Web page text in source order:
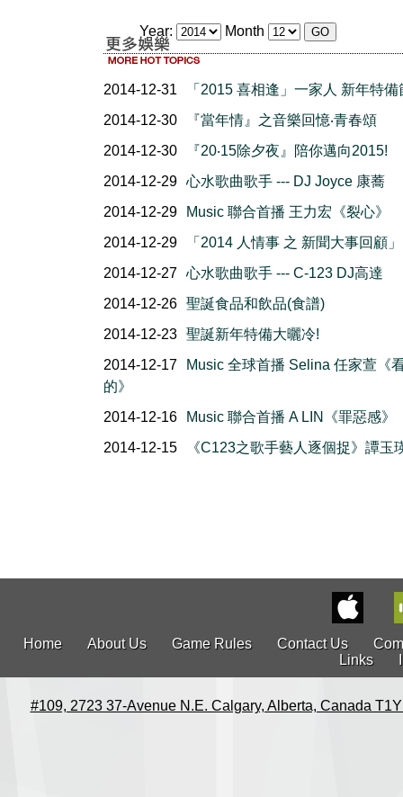
Year: Month
2014-12-31
「2015 喜相逢」一家人 新年特備
2014-12-30
『當年情』之音樂回憶‧青春頌
2014-12-30
『20‧15除夕夜』陪你邁向2015!
2014-12-29 心水歌曲歌手 --- DJ Joyce 康蕎
2014-12-29
Music 聯合首播 王力宏《裂心》
2014-12-29
「2014 人情事 之 新聞大事回顧」
2014-12-27 心水歌曲歌手 --- C-123 DJ高達
2014-12-26 聖誕食品和飲品(食譜)
2014-12-23 聖誕新年特備大曬冷!
2014-12-17
Music 全球首播 Selina 任家萱《
的》
2014-12-16
Music 聯合首播 A LIN《罪惡感》
2014-12-15
《C123之歌手藝人逐個捉》譚玉
Home About Us Game Rules Contact Us
Links
#109, 2723 37-Avenue N.E. Calgary, Alberta, Canada